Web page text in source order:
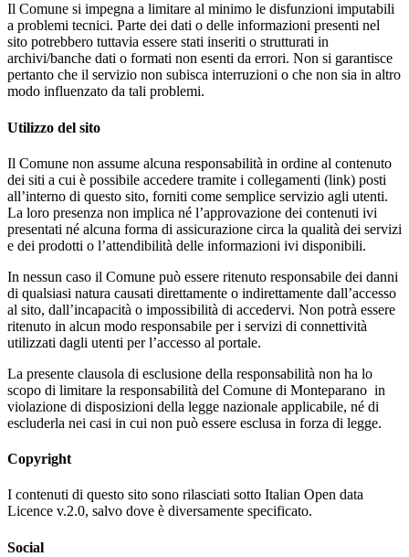
Il Comune si impegna a limitare al minimo le disfunzioni imputabili
a problemi tecnici. Parte dei dati o delle informazioni presenti nel
sito potrebbero tuttavia essere stati inseriti o strutturati in
archivi/banche dati o formati non esenti da errori. Non si garantisce
pertanto che il servizio non subisca interruzioni o che non sia in altro
modo influenzato da tali problemi.
Utilizzo del sito
Il Comune non assume alcuna responsabilità in ordine al contenuto
dei siti a cui è possibile accedere tramite i collegamenti (link) posti
all’interno di questo sito, forniti come semplice servizio agli utenti.
La loro presenza non implica né l’approvazione dei contenuti ivi
presentati né alcuna forma di assicurazione circa la qualità dei servizi
e dei prodotti o l’attendibilità delle informazioni ivi disponibili.
In nessun caso il Comune può essere ritenuto responsabile dei danni
di qualsiasi natura causati direttamente o indirettamente dall’accesso
al sito, dall’incapacità o impossibilità di accedervi. Non potrà essere
ritenuto in alcun modo responsabile per i servizi di connettività
utilizzati dagli utenti per l’accesso al portale.
La presente clausola di esclusione della responsabilità non ha lo
scopo di limitare la responsabilità del Comune di Monteparano in
violazione di disposizioni della legge nazionale applicabile, né di
escluderla nei casi in cui non può essere esclusa in forza di legge.
Copyright
I contenuti di questo sito sono rilasciati sotto Italian Open data
Licence v.2.0, salvo dove è diversamente specificato.
Social